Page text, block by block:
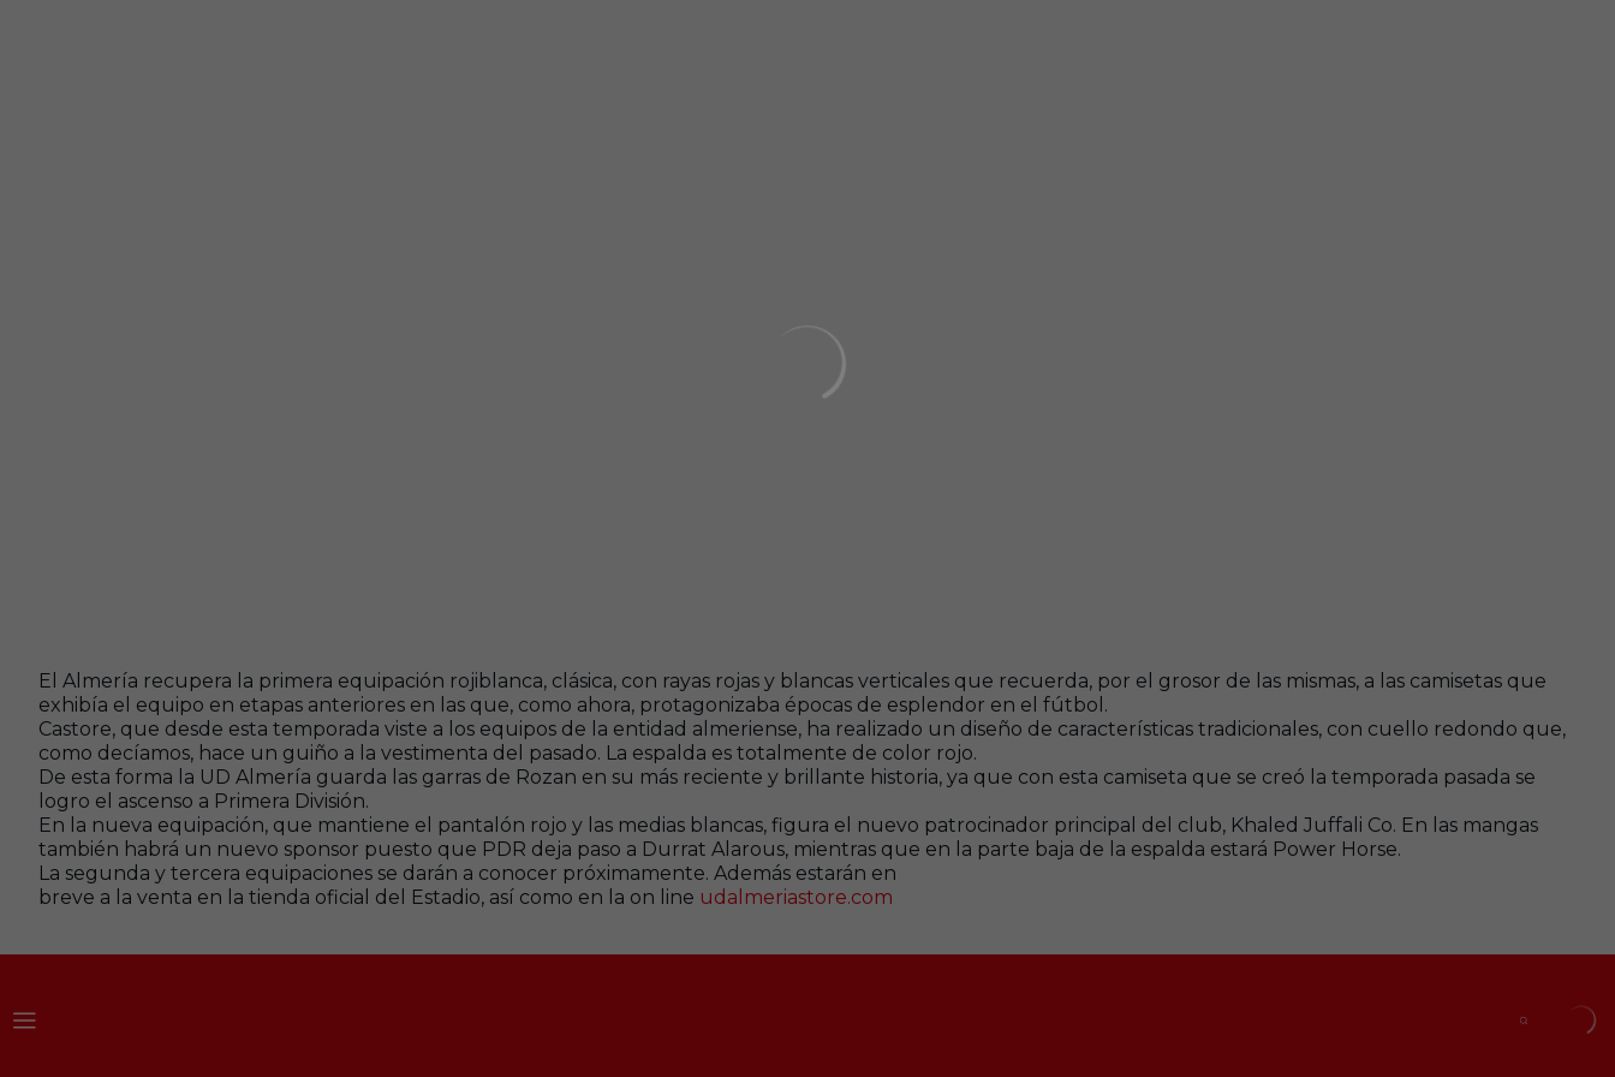
El Almería recupera la primera equipación rojiblanca, clásica, con rayas rojas y blancas verticales que recuerda, por el grosor de las mismas, a las camisetas que
exhibía el equipo en etapas anteriores en las que, como ahora, protagonizaba épocas de esplendor en el fútbol.
Castore, que desde esta temporada viste a los equipos de la entidad almeriense, ha realizado un diseño de características tradicionales, con cuello redondo que,
como decíamos, hace un guiño a la vestimenta del pasado. La espalda es totalmente de color rojo.
De esta forma la UD Almería guarda las garras de Rozan en su más reciente y brillante historia, ya que con esta camiseta que se creó la temporada pasada se
logro el ascenso a Primera División.
En la nueva equipación, que mantiene el pantalón rojo y las medias blancas, figura el nuevo patrocinador principal del club, Khaled Juffali Co. En las mangas
también habrá un nuevo sponsor puesto que PDR deja paso a Durrat Alarous, mientras que en la parte baja de la espalda estará Power Horse.
La segunda y tercera equipaciones se darán a conocer próximamente. Además estarán en
breve a la venta en la tienda oficial del Estadio, así como en la on line udalmeriastore.com